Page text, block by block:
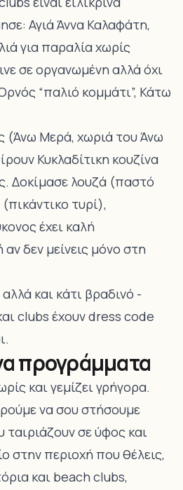
Αγιά Άννα Καλαφάτη,
για παραλία χωρίς
σε οργανωμένη αλλά όχι
“παλιό κομμάτι”, Κάτω
(Άνω Μερά, χωριά του Άνω
Κυκλαδίτικη κουζίνα
Δοκίμασε λουζά (παστό
τυρί),
έχει καλή
δεν μείνεις μόνο στη
και κάτι βραδινό -
clubs έχουν dress code
προγράμματα
και γεμίζει γρήγορα.
να σου στήσουμε
σε ύφος και
στην περιοχή που θέλεις,
και beach clubs,